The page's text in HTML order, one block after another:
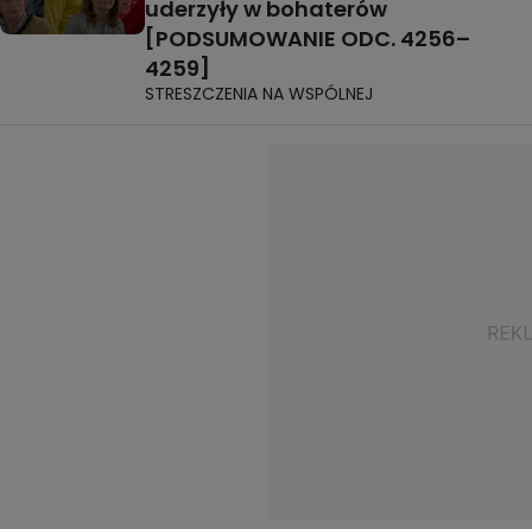
uderzyły w bohaterów
[PODSUMOWANIE ODC. 4256–
4259]
STRESZCZENIA NA WSPÓLNEJ